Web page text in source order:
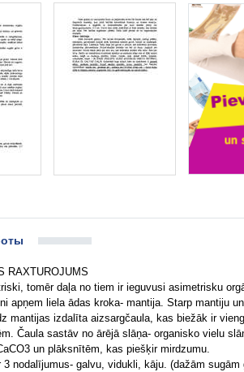
RAXTUROJUMS
tomēr daļa no tiem ir ieguvusi asimetrisku
apņem liela ādas kroka- mantija. Starp mantiju
mantijas izdalīta aizsargčaula, kas biežāk ir
Čaula sastāv no ārējā slāņa- organisko vielu
un plāksnītēm, kas piešķir mirdzumu.
nodalījumus- galvu, vidukli, kāju. (dažām sugām